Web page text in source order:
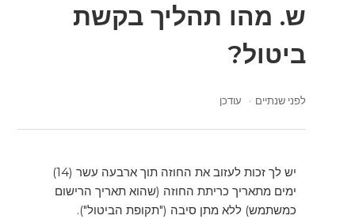
ש. מהו תהליך בקשת
ביטול?
לפני שנתיים עודכן
יש לך זכות לעזוב את החוזה תוך ארבעה עשר (14)
ימים מתאריך כריתת החוזה (שהוא תאריך הרישום
כמשתמש) ללא מתן סיבה ("תקופת הביטול").